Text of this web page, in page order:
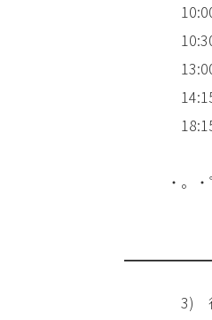
10:00 –
10:30 –
13:00 –
14:15 –
18:15
・。・゜
3)